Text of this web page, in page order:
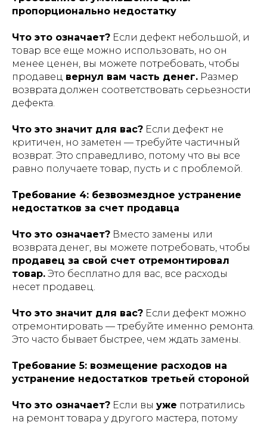
пропорционально недостатку
Что это означает? Если дефект небольшой, и
товар все еще можно использовать, но он
менее ценен, вы можете потребовать, чтобы
продавец вернул вам часть денег. Размер
возврата должен соответствовать серьезности
дефекта.
Что это значит для вас? Если дефект не
критичен, но заметен — требуйте частичный
возврат. Это справедливо, потому что вы все
равно получаете товар, пусть и с проблемой.
Требование 4: безвозмездное устранение
недостатков за счет продавца
Что это означает? Вместо замены или
возврата денег, вы можете потребовать, чтобы
продавец за свой счет отремонтировал
товар. Это бесплатно для вас, все расходы
несет продавец.
Что это значит для вас? Если дефект можно
отремонтировать — требуйте именно ремонта.
Это часто бывает быстрее, чем ждать замены.
Требование 5: возмещение расходов на
устранение недостатков третьей стороной
Что это означает? Если вы уже потратились
на ремонт товара у другого мастера, потому